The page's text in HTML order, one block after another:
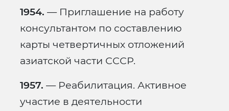
1954. — Приглашение на работу
консультантом по составлению
карты четвертичных отложений
азиатской части СССР.
1957. — Реабилитация. Активное
участие в деятельности